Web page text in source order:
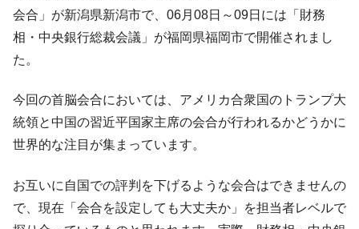
『Money1』
【米韓激突案件】韓国消費者院が『クーパ
ン』1人当たり賠償10万ウォンを認定 ⇒ 総額3兆7,000億
「KDDX」1番艦、2032年竣工と公示
『Money1』
【対日本円】ウォン安が急進！ 日米の協調
に韓国がいっちょがみしたのでは。
は韓国で『BYD』車は売れている。6カ月で対前年同期比
1.9倍！
会合」が新潟県新潟市で、06月08日～09日には「財務
相・中央銀行総裁会議」が福岡県福岡市で開催されまし
た。
今回の首脳会合においては、アメリカ合衆国のトランプ大
統領と中国の習近平国家主席の会合が行われるかどうかに
世界的な注目が集まっています。
お互いに自国での評判を下げるような会合はできませんの
で、現在「会合を設定しても大丈夫か」を担当者レベルで